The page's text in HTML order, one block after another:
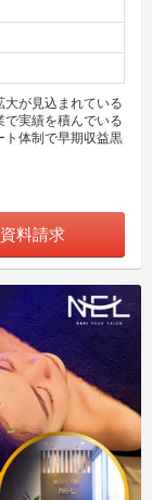
大が見込まれている
で実績を積んでいる
ト体制で早期収益黒
資料請求